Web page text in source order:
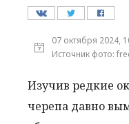
07 октября 2024,
Источник фото:
Изучив редкие
черепа давно